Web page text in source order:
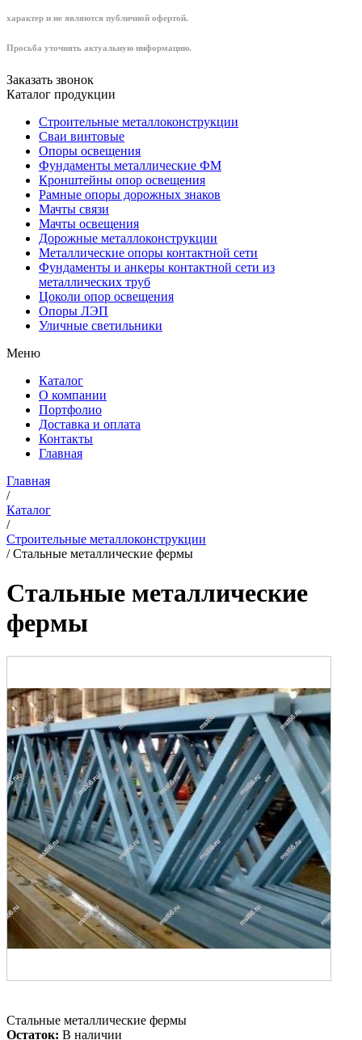
характер и не являются публичной офертой.
Просьба уточнять актуальную информацию.
Заказать звонок
Каталог продукции
Строительные металлоконструкции
Сваи винтовые
Опоры освещения
Фундаменты металлические ФМ
Кронштейны опор освещения
Рамные опоры дорожных знаков
Мачты связи
Мачты освещения
Дорожные металлоконструкции
Металлические опоры контактной сети
Фундаменты и анкеры контактной сети из
металлических труб
Цоколи опор освещения
Опоры ЛЭП
Уличные светильники
Меню
Каталог
О компании
Портфолио
Доставка и оплата
Контакты
Главная
Главная
/
Каталог
/
Строительные металлоконструкции
/Стальные металлические фермы
Стальные металлические
фермы
Стальные металлические фермы
Остаток: В наличии